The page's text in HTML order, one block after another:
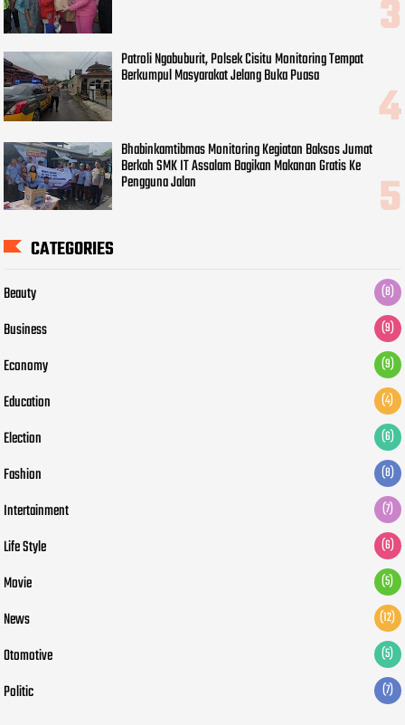
Patroli Ngabuburit, Polsek Cisitu Monitoring Tempat
Berkumpul Masyarakat Jelang Buka Puasa
Bhabinkamtibmas Monitoring Kegiatan Baksos Jumat
Berkah SMK IT Assalam Bagikan Makanan Gratis Ke
Pengguna Jalan
CATEGORIES
Beauty (8)
Business (9)
Economy (9)
Education (4)
Election (6)
Fashion (8)
Intertainment (7)
Life Style (6)
Movie (5)
News (12)
Otomotive (5)
Politic (7)